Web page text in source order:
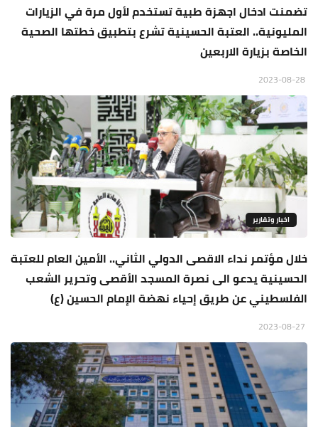
تضمنت ادخال اجهزة طبية تستخدم لأول مرة في الزيارات
المليونية.. العتبة الحسينية تشرع بتطبيق خطتها الصحية
الخاصة بزيارة الاربعين
اخبار وتقارير
خلال مؤتمر نداء الاقصى الدولي الثاني.. الأمين العام للعتبة
الحسينية يدعو الى نصرة المسجد الأقصى وتحرير الشعب
الفلسطيني عن طريق إحياء نهضة الإمام الحسين (ع)